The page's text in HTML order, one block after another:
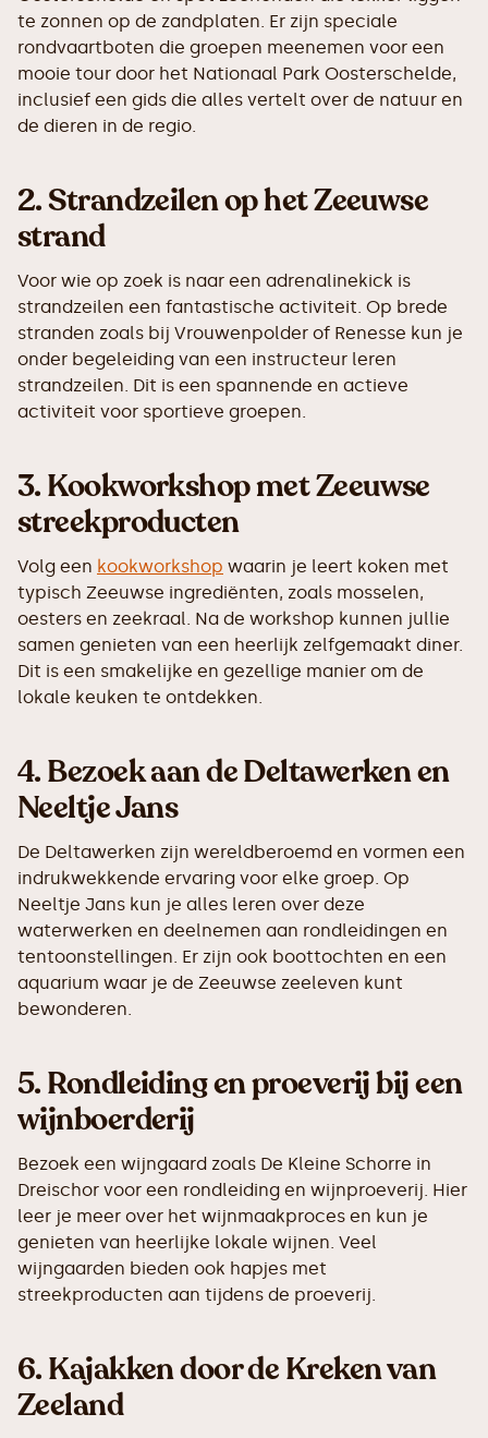
te zonnen op de zandplaten. Er zijn speciale
rondvaartboten die groepen meenemen voor een
mooie tour door het Nationaal Park Oosterschelde,
inclusief een gids die alles vertelt over de natuur en
de dieren in de regio.
2.Strandzeilen op het Zeeuwse
strand
Voor wie op zoek is naar een adrenalinekick is
strandzeilen een fantastische activiteit. Op brede
stranden zoals bij Vrouwenpolder of Renesse kun je
onder begeleiding van een instructeur leren
strandzeilen. Dit is een spannende en actieve
activiteit voor sportieve groepen.
3.Kookworkshop met Zeeuwse
streekproducten
Volg een kookworkshop waarin je leert koken met
typisch Zeeuwse ingrediënten, zoals mosselen,
oesters en zeekraal. Na de workshop kunnen jullie
samen genieten van een heerlijk zelfgemaakt diner.
Dit is een smakelijke en gezellige manier om de
lokale keuken te ontdekken.
4.Bezoek aan de Deltawerken en
Neeltje Jans
De Deltawerken zijn wereldberoemd en vormen een
indrukwekkende ervaring voor elke groep. Op
Neeltje Jans kun je alles leren over deze
waterwerken en deelnemen aan rondleidingen en
tentoonstellingen. Er zijn ook boottochten en een
aquarium waar je de Zeeuwse zeeleven kunt
bewonderen.
5.Rondleiding en proeverij bij een
wijnboerderij
Bezoek een wijngaard zoals De Kleine Schorre in
Dreischor voor een rondleiding en wijnproeverij. Hier
leer je meer over het wijnmaakproces en kun je
genieten van heerlijke lokale wijnen. Veel
wijngaarden bieden ook hapjes met
streekproducten aan tijdens de proeverij.
6.Kajakken door de Kreken van
Zeeland